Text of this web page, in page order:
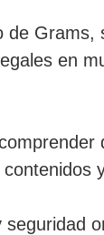
de Grams,
en
contenidos
seguridad